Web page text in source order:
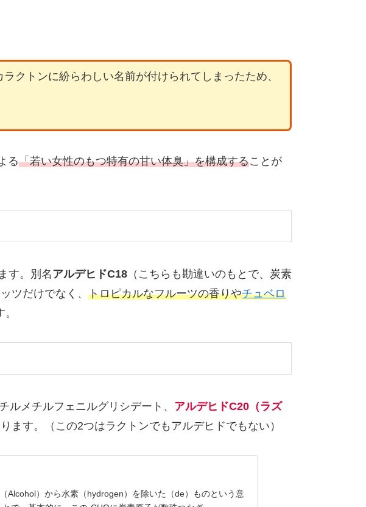
ラクトンに紛らわしい名前が付けられてしまったため、
る「若い女性のもつ特有の甘い体臭」を構成することが
す。別名 アルデヒドC18 （こちらも勘違いのもとで、炭素
ツだけでなく、 トロピカルなフルーツの香りやチュベロ
ルメチルフェニルグリシデート、 アルデヒドC20（ラズ
ます。（この2つはラクトンでもアルデヒドでもない）
Alcohol）から水素（hydrogen）を除いた（de）ものという意